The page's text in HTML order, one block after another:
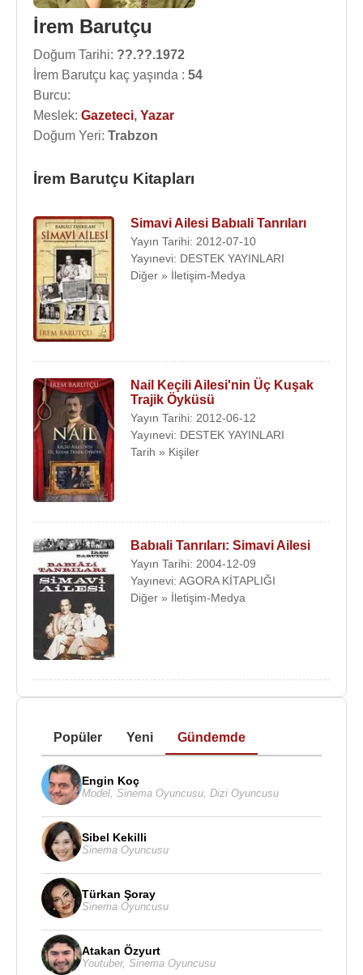
İrem Barutçu
Doğum Tarihi: ??.??.1972
İrem Barutçu kaç yaşında : 54
Burcu:
Meslek: Gazeteci, Yazar
Doğum Yeri: Trabzon
İrem Barutçu Kitapları
Simavi Ailesi Babıali Tanrıları
Yayın Tarihi: 2012-07-10
Yayınevi: DESTEK YAYINLARI
Diğer » İletişim-Medya
Nail Keçili Ailesi'nin Üç Kuşak
Trajik Öyküsü
Yayın Tarihi: 2012-06-12
Yayınevi: DESTEK YAYINLARI
Tarih » Kişiler
Babıali Tanrıları: Simavi Ailesi
Yayın Tarihi: 2004-12-09
Yayınevi: AGORA KİTAPLIĞI
Diğer » İletişim-Medya
Popüler Yeni Gündemde
Engin Koç
Model Sinema Oyuncusu Dizi Oyuncusu
Sibel Kekilli
Sinema Oyuncusu
Türkan Şoray
Sinema Oyuncusu
Atakan Özyurt
Youtuber, Sinema Oyuncusu